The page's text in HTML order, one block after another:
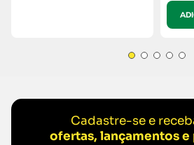
Cadastre-se e
ofertas, lançamentos